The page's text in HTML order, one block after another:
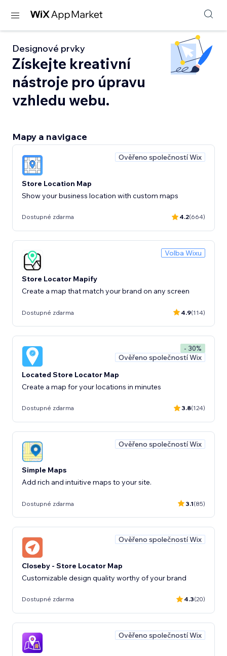
Designové prvky
Získejte kreativní
nástroje pro úpravu
vzhledu webu.
Mapy a navigace
Ověřeno společností Wix
Store Location Map
Show your business location with custom maps
Dostupné zdarma 4.2(664)
Volba Wixu
Store Locator Mapify
Create a map that match your brand on any screen
Dostupné zdarma 4.9(114)
- 30%
Ověřeno společností Wix
Located Store Locator Map
Create a map for your locations in minutes
Dostupné zdarma 3.8(124)
Ověřeno společností Wix
Simple Maps
Add rich and intuitive maps to your site.
Dostupné zdarma 3.1(85)
Ověřeno společností Wix
Closeby - Store Locator Map
Customizable design quality worthy of your brand
Dostupné zdarma 4.3(20)
Ověřeno společností Wix